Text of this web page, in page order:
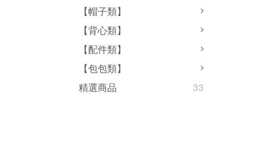
【帽子類】
【背心類】
【配件類】
【包包類】
精選商品
33